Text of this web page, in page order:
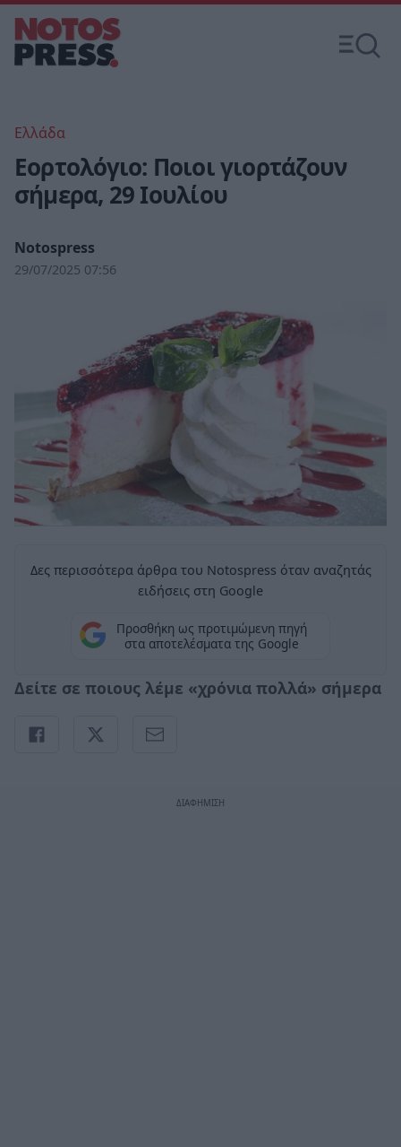
Ελλάδα
Εορτολόγιο: Ποιοι γιορτάζουν
σήμερα, 29 Ιουλίου
Notospress
29/07/2025 07:56
Δες περισσότερα άρθρα του Notospress όταν αναζητάς
ειδήσεις στη Google
Προσθήκη ως προτιμώμενη πηγή
στα αποτελέσματα της Google
Δείτε σε ποιους λέμε «χρόνια πολλά» σήμερα